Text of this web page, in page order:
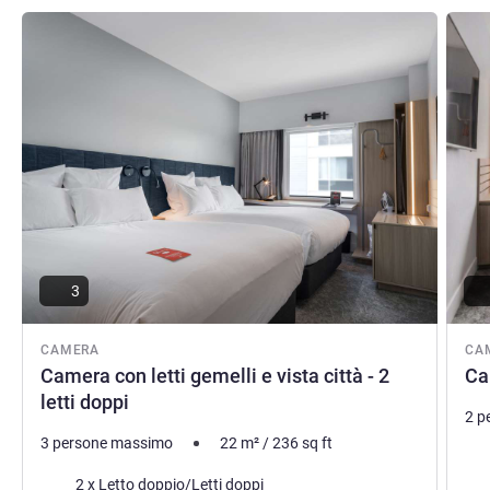
CAMERA
Camera con letti gemelli e vista città - 2
letti doppi
Visualizza dettagli
3
3 persone massimo 22 m²/236sq ft
Biancheria da letto
2 x Letto doppio/Letti doppi
2